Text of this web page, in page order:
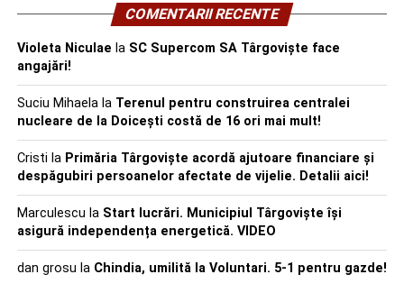
COMENTARII RECENTE
Violeta Niculae la SC Supercom SA Târgoviște face
angajări!
Suciu Mihaelala Terenul pentru construirea centralei
nucleare de la Doicești costă de 16 ori mai mult!
Cristi la Primăria Târgoviște acordă ajutoare financiare și
despăgubiri persoanelor afectate de vijelie. Detalii aici!
Marculescu la Start lucrări. Municipiul Târgoviște își
asigură independența energetică. VIDEO
dan grosu la Chindia, umilită la Voluntari. 5-1 pentru gazde!